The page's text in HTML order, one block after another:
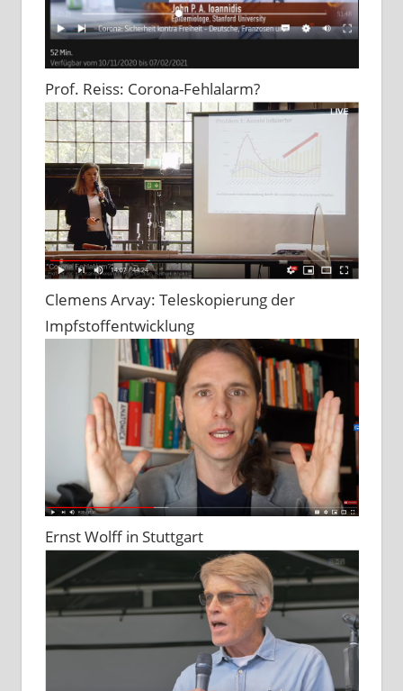
Prof. Reiss: Corona-Fehlalarm?
Clemens Arvay: Teleskopierung der
Impfstoffentwicklung
Ernst Wolff in Stuttgart